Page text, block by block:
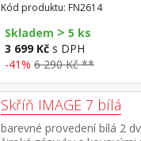
Kód produktu: FN2614
Skladem > 5 ks
3 699 Kč s DPH
-41% 6 290 Kč **
Skříň IMAGE 7 bílá
barevné provedení bílá 2